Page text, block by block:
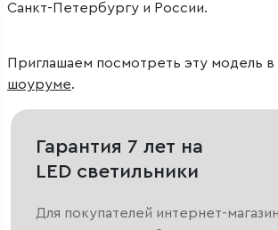
Санкт-Петербургу и России.
Приглашаем посмотреть эту модель в
шоуруме.
Гарантия 7 лет на
LED светильники
Для покупателей интернет-